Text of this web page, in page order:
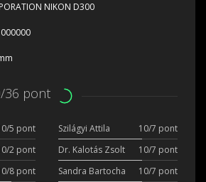
NIKON D300
36 pont
5 pont Szilágyi Attila
10/7 pont
2 pont Dr. Kalotás Zsolt
10/7 pont
8 pont Sandra Bartocha
10/7 pont